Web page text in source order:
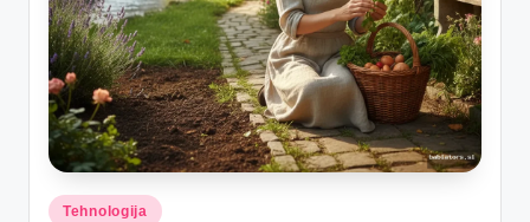
Posted
Tehnologija